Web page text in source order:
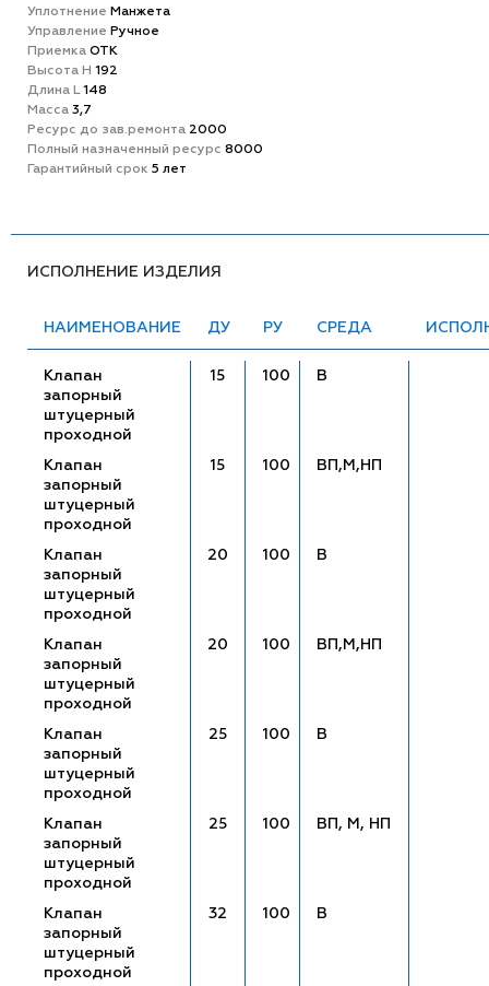
Уплотнение Манжета
Управление Ручное
Приемка ОТК
Высота H 192
Длина L148
Масса 3,7
Ресурс до зав.ремонта 2000
Полный назначенный ресурс 8000
Гарантийный срок 5 лет
ИСПОЛНЕНИЕ ИЗДЕЛИЯ
НАИМЕНОВАНИЕ ДУ РУ СРЕДА
Клапан
запорный
штуцерный
проходной
15 100 В
Клапан
запорный
штуцерный
проходной
15 100 ВП,М,НП
Клапан
запорный
штуцерный
проходной
20 100 В
Клапан
запорный
штуцерный
проходной
20 100 ВП,М,НП
Клапан
запорный
штуцерный
проходной
25 100 В
Клапан
запорный
штуцерный
проходной
25 100 ВП, М, НП
Клапан
запорный
штуцерный
проходной
32 100 В